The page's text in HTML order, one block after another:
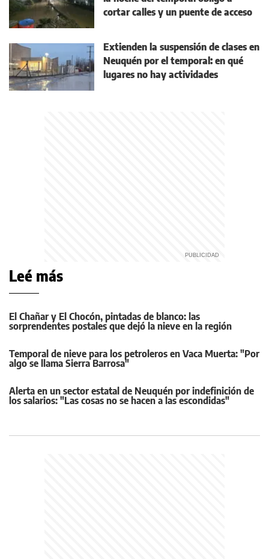
cortar calles y un puente de acceso
Extienden la suspensión de clases en
Neuquén por el temporal: en qué
lugares no hay actividades
Leé más
El Chañar y El Chocón, pintadas de blanco: las
sorprendentes postales que dejó la nieve en la región
Temporal de nieve para los petroleros en Vaca Muerta: "Por
algo se llama Sierra Barrosa"
Alerta en un sector estatal de Neuquén por indefinición de
los salarios: "Las cosas no se hacen a las escondidas"